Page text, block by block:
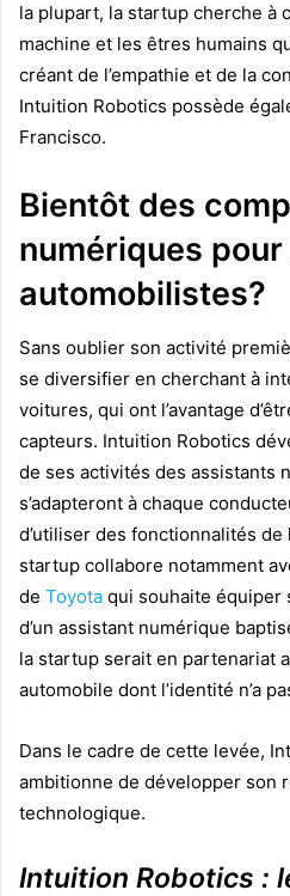
la plupart, la startup cherche à
machine et les êtres humains
créant de l’empathie et de la
Intuition Robotics possède
Francisco.
Bientôt des
numériques pour
automobilistes?
Sans oublier son activité
se diversifier en cherchant à
voitures, qui ont l’avantage
capteurs. Intuition Robotics
de ses activités des assistants
s’adapteront à chaque
d’utiliser des fonctionnalités de
startup collabore notamment
de Toyota qui souhaite équiper
d’un assistant numérique
la startup serait en partenariat
automobile dont l’identité n’a
Dans le cadre de cette levée,
ambitionne de développer son
technologique.
Intuition Robotics :